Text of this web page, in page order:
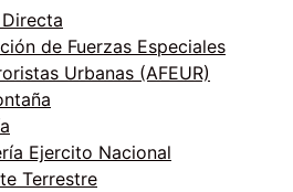
de Fuerzas Especiales
Urbanas (AFEUR)
Ejercito Nacional
Terrestre